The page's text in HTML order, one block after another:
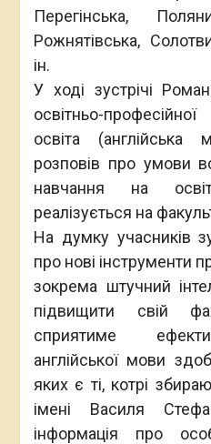
Перегінська,
Рожнятівська,
ін.
У ході зустрічі
освітньо-
освіта (англійська
розповів про умови
навчання на
реалізується на
На думку учасників
про нові інструменти
зокрема штучний
підвищити свій
сприятиме
англійської мови
яких є ті, котрі
імені Василя
інформація про